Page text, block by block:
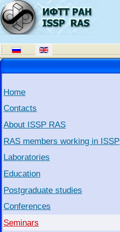
Home
Contacts
About ISSP RAS
RAS members working in ISSP
Laboratories
Education
Postgraduate studies
Conferences
Seminars